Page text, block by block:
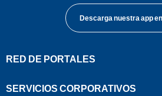
Descarga nuestra app en
RED DE PORTALES
SERVICIOS CORPORATIVOS